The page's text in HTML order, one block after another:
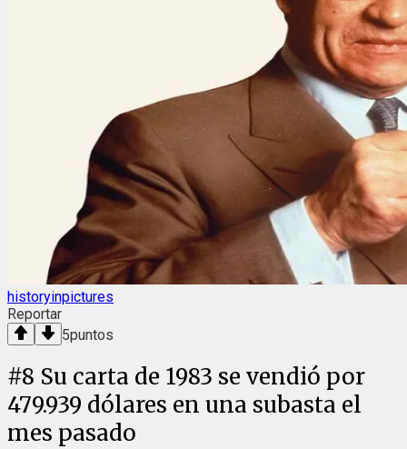
historyinpictures
Reportar
5puntos
#8 Su carta de 1983 se vendió por
479.939 dólares en una subasta el
mes pasado